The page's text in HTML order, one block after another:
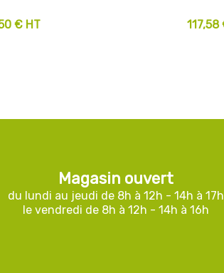
€ HT 117,58
Magasin ouvert
du lundi au jeudi de 8h à 12h - 14h à 17h
le vendredi de 8h à 12h - 14h à 16h